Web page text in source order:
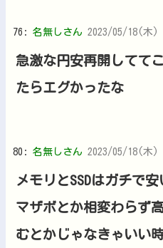
76: 名無しさん 2023/05/18(木
急激な円安再開してて
たらエグかったな
80: 名無しさん 2023/05/18(木)
メモリとSSDはガチで
マザボとか相変わらず
むとかじゃなきゃいい